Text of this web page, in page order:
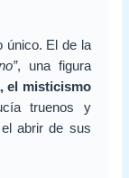
único. El de la
, una figura
el misticismo
truenos y
abrir de sus